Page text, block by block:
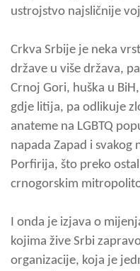
ustrojstvo najsličnije
Crkva Srbije je neka
države u više država,
Crnoj Gori, huška u
gdje litija, pa odlikuje
anateme na LGBTQ
napada Zapad i
Porfirija, što preko
crnogorskim
I onda je izjava o
kojima žive Srbi
organizacije, koja je